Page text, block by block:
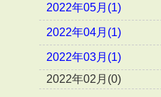
2022年05月(1)
2022年04月(1)
2022年03月(1)
2022年02月(0)